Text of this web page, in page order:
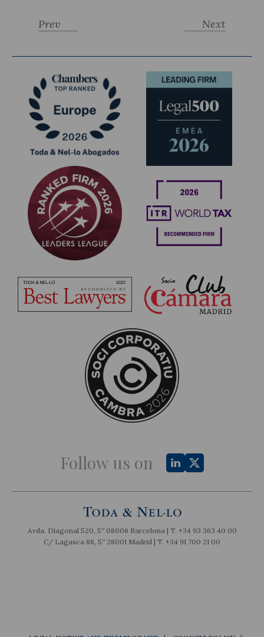
Next
Prev
Follow us on
Avda. Diagonal 520, 5º 08006 Barcelona | T. +34 93 363 40 00
C/ Lagasca 88, 5º 28001 Madrid | T. +34 91 700 21 00